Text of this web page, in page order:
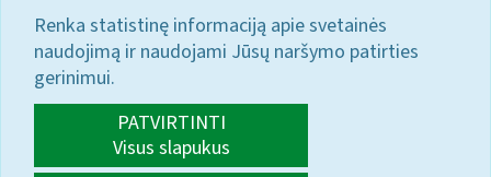
Renka statistinę informaciją apie svetainės
naudojimą ir naudojami Jūsų naršymo patirties
gerinimui.
PATVIRTINTI
Visus slapukus